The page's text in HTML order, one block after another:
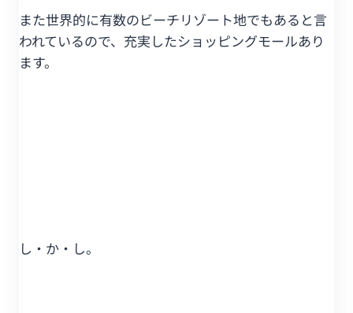
また世界的に有数のビーチリゾート地でもあると言
われているので、充実したショッピングモールあり
ます。
し・か・し。